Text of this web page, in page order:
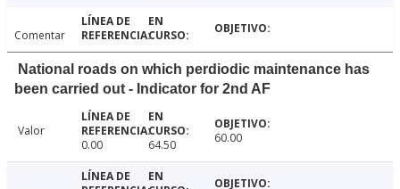
Comentar
National roads on which perdiodic maintenance has
been carried out - Indicator for 2nd AF
Valor
0.00
64.50 60.00